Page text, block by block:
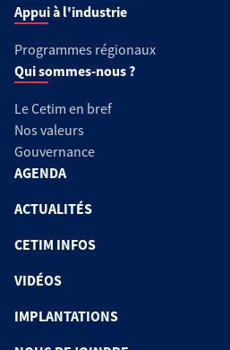
Appui à l'industrie
Programmes régionaux
Qui sommes-nous ?
Le Cetim en bref
Nos valeurs
Gouvernance
AGENDA
ACTUALITÉS
CETIM INFOS
VIDÉOS
IMPLANTATIONS